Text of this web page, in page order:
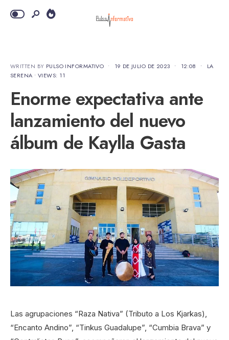
WRITTEN BY PULSO INFORMATIVO • 19 DE JULIO DE 2023 • 12:08 •
LA
SERENA • VIEWS: 11
Enorme expectativa ante
lanzamiento del nuevo
álbum de Kaylla Gasta
Las agrupaciones “Raza Nativa” (Tributo a Los Kjarkas),
“Encanto Andino”, “Tinkus Guadalupe”, “Cumbia Brava” y